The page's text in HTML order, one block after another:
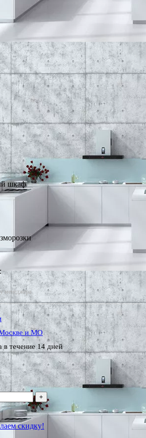
шкаф
менеджера
Москве и МО
в течение 14 дней
+
скидку!